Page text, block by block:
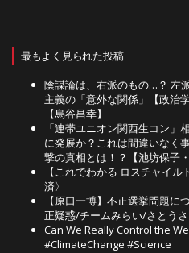
最もよく見られた投稿
陰謀論は、右派のもの…？
主義の「意外な関係」【政治
【烏谷昌幸】
「連帯ユニオン関西生コン」
に発展か？これは間違いなく
撃の真相とは！？【池坊保子
【これでわかる ロスチャイ
済〉
【原口一博】不正選挙問題
正疑惑/チームみらい/さとうさ
Can We Really Control the
#ClimateChange #Science